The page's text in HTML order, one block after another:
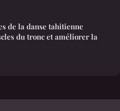
de la danse tahitienne
du tronc et améliorer la